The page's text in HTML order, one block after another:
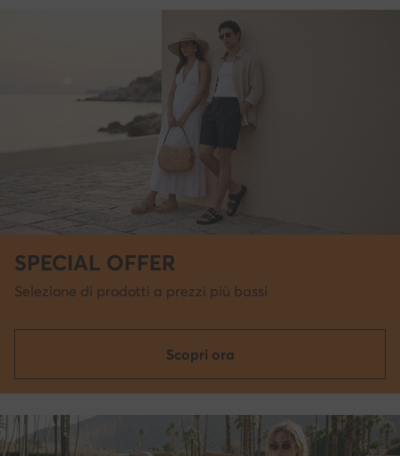
SPECIAL OFFER
Selezione di prodotti a prezzi più bassi
Scopri ora